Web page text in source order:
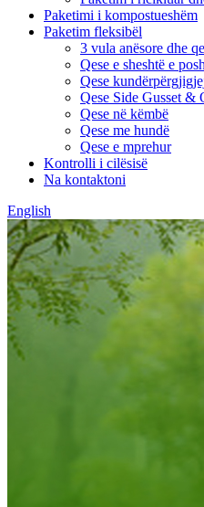
Paketimi i kompostueshëm
Paketim fleksibël
3 vula anësore dhe
Qese e sheshtë e
Qese
Qese Side Gusset &
Qese në këmbë
Qese me hundë
Qese e mprehur
Kontrolli i cilësisë
Na kontaktoni
English